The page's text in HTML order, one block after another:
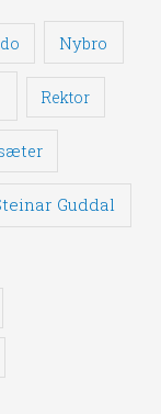
Nybro
Rektor
Guddal